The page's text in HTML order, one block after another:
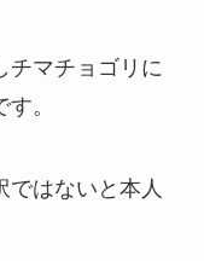
チマチョゴリに
。
ではないと本人